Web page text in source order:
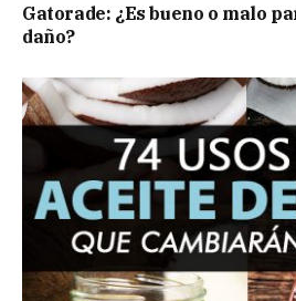
Gatorade: ¿Es bueno o malo
daño?